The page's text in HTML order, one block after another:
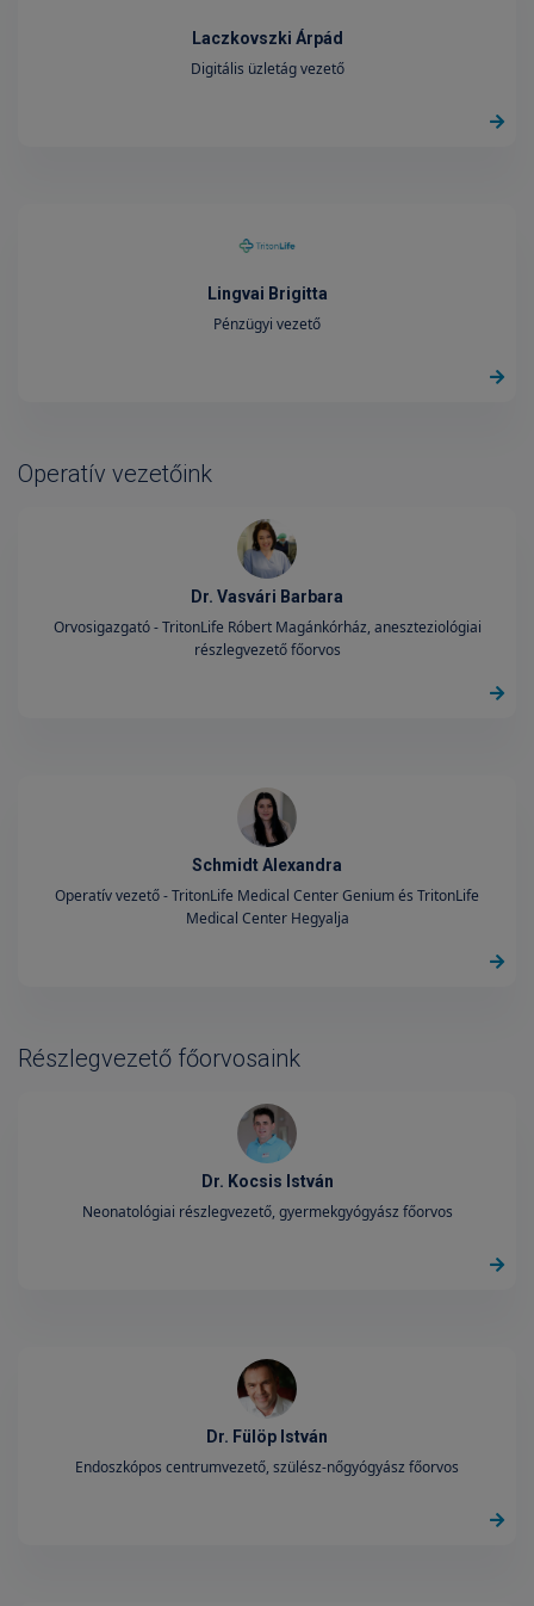
Laczkovszki Árpád
Digitális üzletág vezető
Lingvai Brigitta
Pénzügyi vezető
Operatív vezetőink
Dr. Vasvári Barbara
Orvosigazgató - TritonLife Róbert Magánkórház, aneszteziológiai
részlegvezető főorvos
Schmidt Alexandra
Operatív vezető - TritonLife Medical Center Genium és TritonLife
Medical Center Hegyalja
Részlegvezető főorvosaink
Dr. Kocsis István
Neonatológiai részlegvezető, gyermekgyógyász főorvos
Dr. Fülöp István
Endoszkópos centrumvezető, szülész-nőgyógyász főorvos